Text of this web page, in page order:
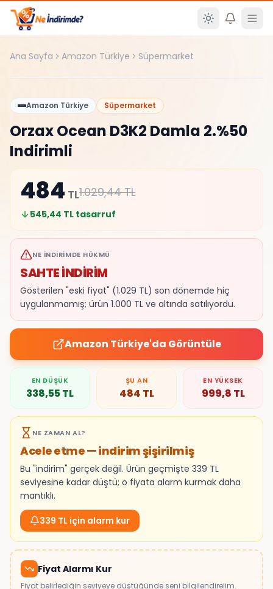
Ana içeriğe atla
Ana Sayfa Amazon Türkiye Süpermarket
%53
Amazon Türkiye
Süpermarket
Orzax Ocean D3K2 Damla 2.%50
Indirimli
484 TL1.029,44TL
545,44 TL tasarruf
NE İNDIRIMDE HÜKMÜ
SAHTE İNDİRİM
Gösterilen "eski fiyat" (1.029 TL) son dönemde hiç
uygulanmamış; ürün 1.000 TL ve altında satılıyordu.
Amazon Türkiye'da Görüntüle
EN DÜŞÜK
338,55TL
ŞU AN
484 TL
EN YÜKSEK
999,8 TL
NE ZAMAN AL?
Acele etme — indirim şişirilmiş
Bu "indirim" gerçek değil. Ürün geçmişte 339 TL
seviyesine kadar düştü; o fiyata alarm kurmak daha
mantıklı.
339 TL için alarm kur
Fiyat Alarmı Kur
Fiyat belirlediğin seviyeye düştüğünde seni bilgilendirelim.